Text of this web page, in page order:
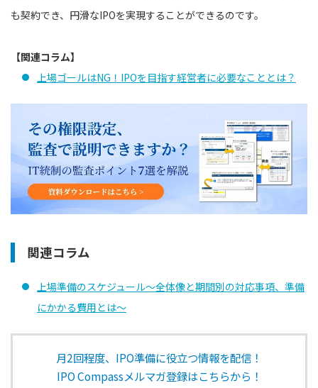
も契約でき、円滑なIPOを実現することができるのです。
【関連コラム】
上場ゴールはNG！IPOを目指す経営者に必要なこととは？
関連コラム
上場準備のスケジュール～全体像と期間別の対応事項、準備
にかかる費用とは～
月2回程度、IPO準備に役立つ情報を配信！
IPO Compassメルマガ登録はこちらから！